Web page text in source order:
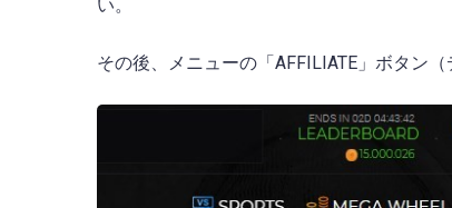
い。
その後、メニューの「AFFILIATE」ボタン